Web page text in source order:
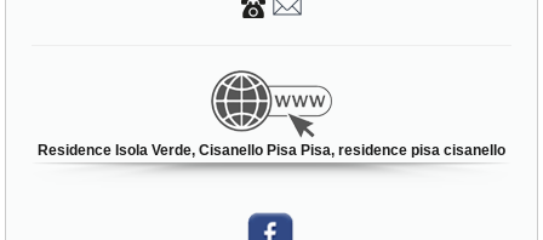
Residence Isola Verde, Cisanello Pisa Pisa, residence pisa cisanello